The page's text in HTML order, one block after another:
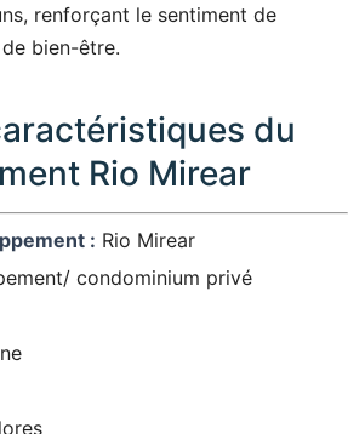
renforçant le sentiment de
bien-être.
du
Rio Mirear
: Rio Mirear
condominium privé